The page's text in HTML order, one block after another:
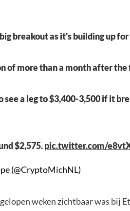
breakout as it's building up for
of more than a month after the
see a leg to $3,400-3,500 if it
$2,575.pic.twitter.com/
(@CryptoMichNL)
weken zichtbaar was bij